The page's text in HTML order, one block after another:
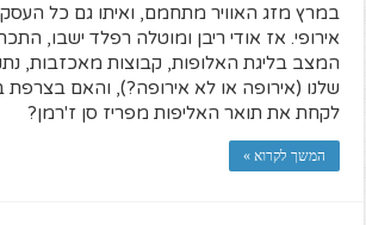
במרץ מזג האוויר מתחמם, ואיתו גם כל
אירופי. אז אודי ריבן ומוטלה רפלד ישבו,
המצב בליגת האלופות, קבוצות מאכזבות,
שלנו (אירופה או לא אירופה?), והאם בצרפת
לקחת את תואר האליפות מפריז סן ז'רמן?
המשך לקרוא »